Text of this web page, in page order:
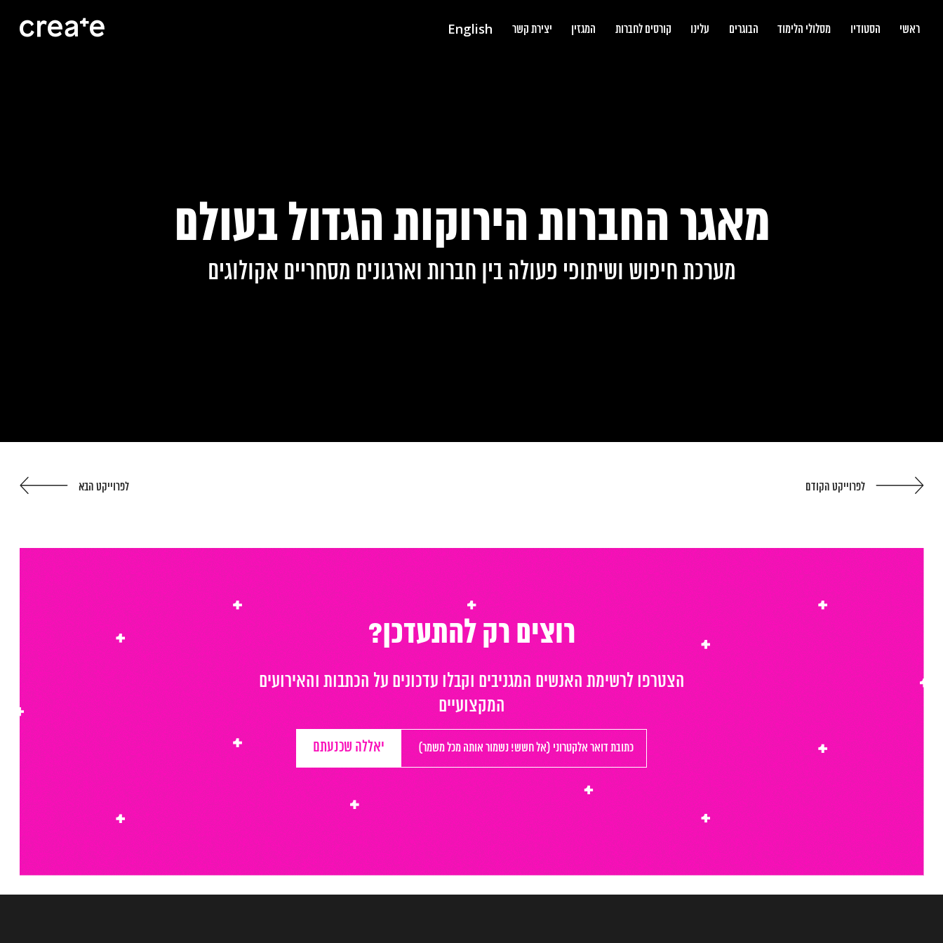
ראשי הסטודיו מסלולי הלימוד הבוגרים עלינו קורסים לחברות המגזין יצירת קשר English
מאגר החברות הירוקות הגדול בעולם
מערכת חיפוש ושיתופי פעולה בין חברות וארגונים מסחריים אקולוגים
לפרוייקט הקודם לפרוייקט הבא
רוצים רק להתעדכן?
הצטרפו לרשימת האנשים המגניבים וקבלו עדכונים על הכתבות והאירועים
המקצועיים